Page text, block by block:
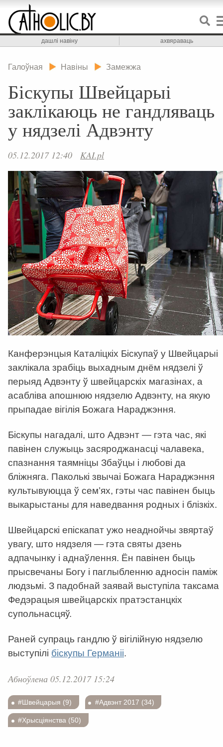
дашлі навіну ахвяраваць
Галоўная Навіны Замежжа
Біскупы Швейцарыі
заклікаюць не гандляваць
у нядзелі Адвэнту
05.12.2017 12:40 KAI.pl
Канферэнцыя Каталіцкіх Біскупаў у Швейцарыі
заклікала зрабіць выхадным днём нядзелі ў
перыяд Адвэнту ў швейцарскіх магазінах, а
асабліва апошнюю нядзелю Адвэнту, на якую
прыпадае вігілія Божага Нараджэння.
Біскупы нагадалі, што Адвэнт — гэта час, які
павінен служыць засяроджанасці чалавека,
спазнання таямніцы Збаўцы і любові да
бліжняга. Паколькі звычаі Божага Нараджэння
культывуюцца ў сем’ях, гэты час павінен быць
выкарыстаны для наведвання родных і блізкіх.
Швейцарскі епіскапат ужо неаднойчы звяртаў
увагу, што нядзеля — гэта святы дзень
адпачынку і аднаўлення. Ён павінен быць
прысвечаны Богу і паглыбленню адносін паміж
людзьмі. З падобнай заявай выступіла таксама
Федэрацыя швейцарскіх пратэстанцкіх
супольнасцяў.
Раней супраць гандлю ў вігілійную нядзелю
выступілі біскупы Германіі.
Абноўлена 05.12.2017 15:24
#Швейцарыя (9) #Адвэнт 2017 (34)
#Хрысціянства (50)